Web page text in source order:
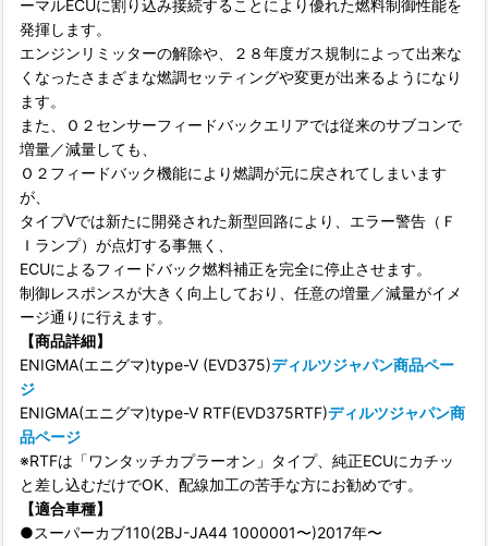
ーマルECUに割り込み接続することにより優れた燃料制御性能を
発揮します。
エンジンリミッターの解除や、２８年度ガス規制によって出来な
くなったさまざまな燃調セッティングや変更が出来るようになり
ます。
また、Ｏ２センサーフィードバックエリアでは従来のサブコンで
増量／減量しても、
Ｏ２フィードバック機能により燃調が元に戻されてしまいます
が、
タイプVでは新たに開発された新型回路により、エラー警告（Ｆ
Ｉランプ）が点灯する事無く、
ECUによるフィードバック燃料補正を完全に停止させます。
制御レスポンスが大きく向上しており、任意の増量／減量がイメ
ージ通りに行えます。
【商品詳細】
ENIGMA(エニグマ)type-V (EVD375)ディルツジャパン商品ペー
ジ
ENIGMA(エニグマ)type-V RTF(EVD375RTF)ディルツジャパン商
品ページ
※RTFは「ワンタッチカプラーオン」タイプ、純正ECUにカチッ
と差し込むだけでOK、配線加工の苦手な方にお勧めです。
【適合車種】
●スーパーカブ110(2BJ-JA44 1000001〜)2017年〜